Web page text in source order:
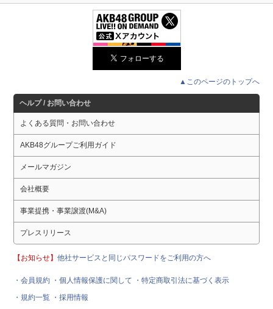
▲このページのトップへ
ヘルプ / お問い合わせ
よくある質問・お問い合わせ
AKB48グループご利用ガイド
メールマガジン
会社概要
事業提携・事業譲渡(M&A)
プレスリリース
【お知らせ】他社サービスと同じパスワードをご利用の方へ
・会員規約 ・個人情報保護に関して
・特定商取引法に基づく表示
・規約一覧 ・採用情報